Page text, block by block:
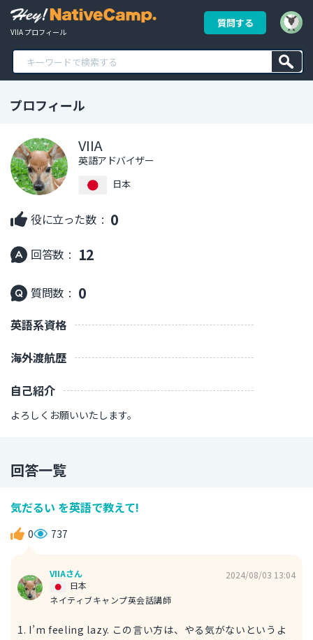
VIIA プロフィール
質問する
プロフィール
VIIA
英語アドバイザー
日本
役に立った数 : 0
回答数 : 12
質問数 : 0
英語系資格
海外渡航歴
自己紹介
よろしくお願いいたします。
回答一覧
気だるい を英語で教えて!
0 737
VIIAさん
ネイティブキャンプ英会話講師
日本
2024/08/03 13:04
1. I’m feeling lazy. この言い方は、やる気がないというよ